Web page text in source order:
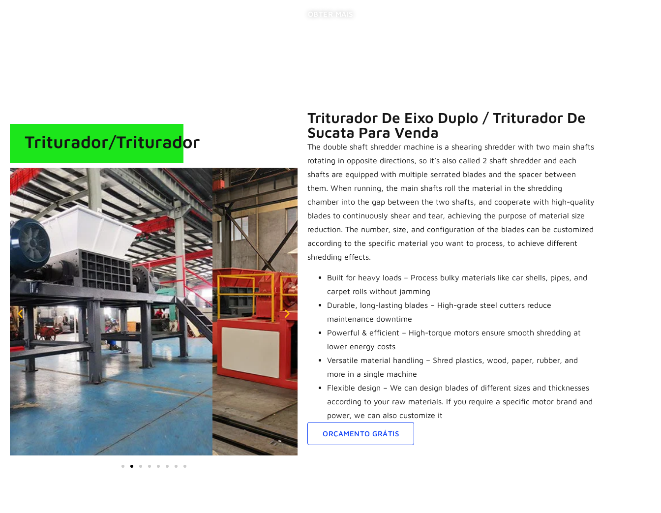
OBTER MAIS
Triturador/Triturador
Triturador De Eixo Duplo / Triturador De
Sucata Para Venda
The double shaft shredder machine is a shearing shredder with two main shafts
rotating in opposite directions, so it’s also called 2 shaft shredder and each
shafts are equipped with multiple serrated blades and the spacer between
them. When running, the main shafts roll the material in the shredding
chamber into the gap between the two shafts, and cooperate with high-quality
blades to continuously shear and tear, achieving the purpose of material size
reduction. The number, size, and configuration of the blades can be customized
according to the specific material you want to process, to achieve different
shredding effects.
Built for heavy loads – Process bulky materials like car shells, pipes, and
carpet rolls without jamming
Durable, long-lasting blades – High-grade steel cutters reduce
maintenance downtime
Powerful & efficient – High-torque motors ensure smooth shredding at
lower energy costs
Versatile material handling – Shred plastics, wood, paper, rubber, and
more in a single machine
Flexible design – We can design blades of different sizes and thicknesses
according to your raw materials. If you require a specific motor brand and
power, we can also customize it
ORÇAMENTO GRÁTIS